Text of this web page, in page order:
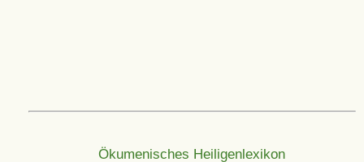
Ökumenisches Heiligenlexikon